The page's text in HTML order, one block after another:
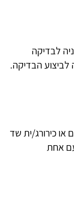
לבדיקה
הבדיקה.
כירורג/ית שד
אחת